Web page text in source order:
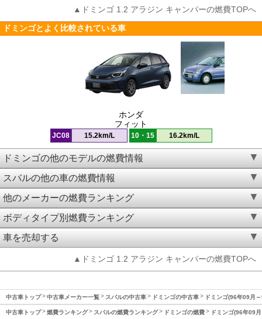
▲ドミンゴ 1.2 アラジン キャンパーの燃費TOPへ
ドミンゴとよく比較されている車
ホンダ
フィット
JC08 15.2km/L 10・15 16.2km/L
ドミンゴの他のモデルの燃費情報
スバルの他の車の燃費情報
他のメーカーの燃費ランキング
ボディタイプ別燃費ランキング
車を売却する
▲ドミンゴ 1.2 アラジン キャンパーの燃費TOPへ
中古車トップ 中古車メーカー一覧 スバルの中古車 ドミンゴの中古車 ドミンゴ(96年09月
中古車トップ 燃費ランキング スバルの燃費ランキング ドミンゴの燃費 ドミンゴ(96年09